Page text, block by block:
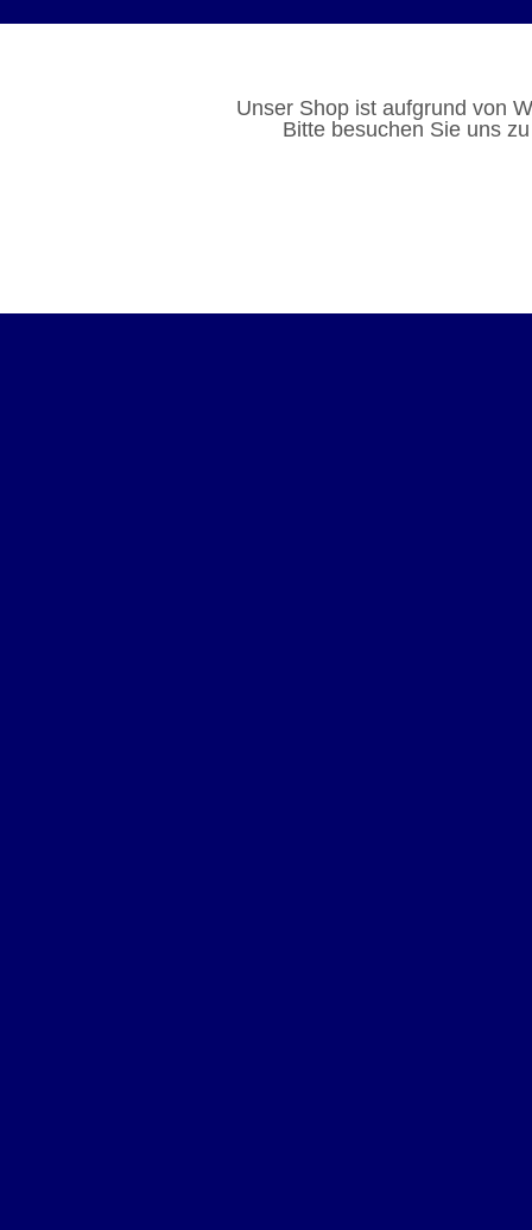
Unser Shop ist aufgrund von
Bitte besuchen Sie uns